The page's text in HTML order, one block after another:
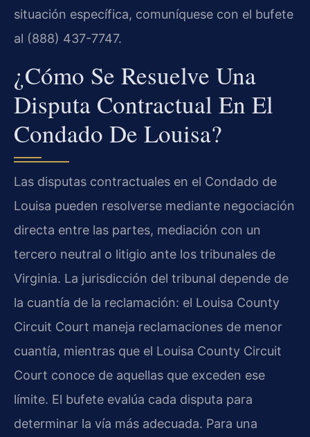
situación específica, comuníquese con el bufete
al (888) 437-7747.
¿Cómo Se Resuelve Una
Disputa Contractual En El
Condado De Louisa?
Las disputas contractuales en el Condado de
Louisa pueden resolverse mediante negociación
directa entre las partes, mediación con un
tercero neutral o litigio ante los tribunales de
Virginia. La jurisdicción del tribunal depende de
la cuantía de la reclamación: el Louisa County
Circuit Court maneja reclamaciones de menor
cuantía, mientras que el Louisa County Circuit
Court conoce de aquellas que exceden ese
límite. El bufete evalúa cada disputa para
determinar la vía más adecuada. Para una